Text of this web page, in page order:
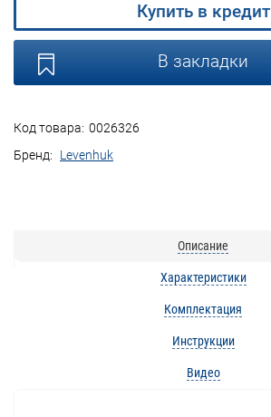
Код товара: 0026326
Бренд:
Levenhuk
Купить в кредит
В закладки
Описание
Характеристики
Комплектация
Инструкции
Видео